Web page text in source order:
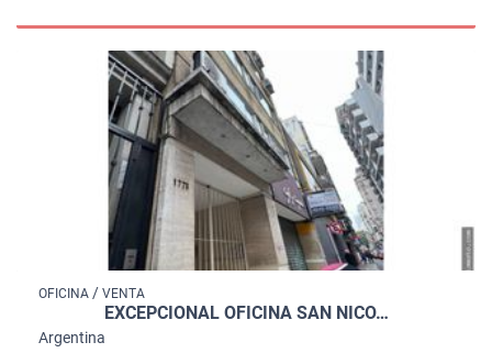
OFICINA / VENTA
EXCEPCIONAL OFICINA SAN NICO…
Argentina